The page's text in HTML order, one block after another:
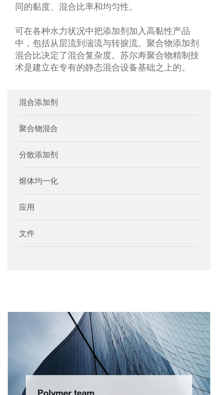
同的黏度、混合比率和均匀性。
可在各种水力状况中把添加剂加入高黏性产品
中，包括从层流到湍流与转捩流。聚合物添加剂
混合比决定了混合复杂度。苏尔寿聚合物精制技
术是建立在专有的静态混合设备基础之上的。
混合添加剂
聚合物混合
分散添加剂
熔体均一化
应用
文件
Polymer team